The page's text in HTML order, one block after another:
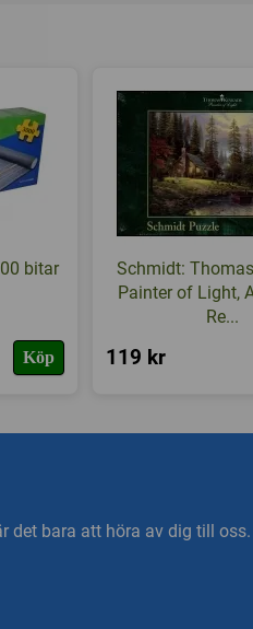
bitar
Köp
Schmidt:
Painter of Light,
Re...
119 kr
det bara att höra av dig till oss.